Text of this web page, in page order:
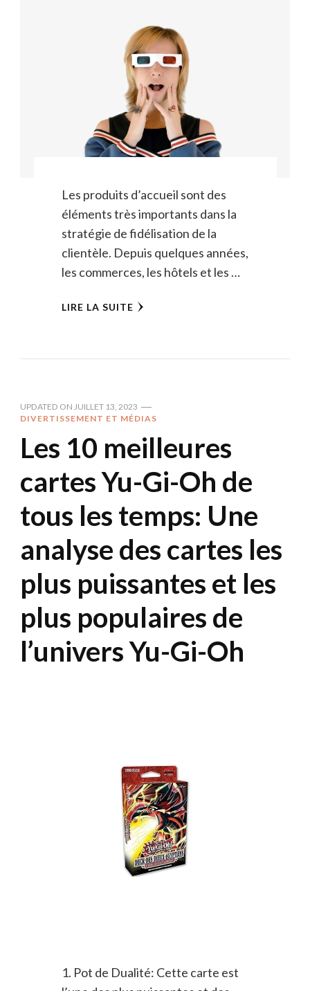
Les produits d’accueil sont des
éléments très importants dans la
stratégie de fidélisation de la
clientèle. Depuis quelques années,
les commerces, les hôtels et les …
LIRE LA SUITE
UPDATED ON JUILLET 13, 2023
DIVERTISSEMENT ET MÉDIAS
Les 10 meilleures
cartes Yu-Gi-Oh de
tous les temps: Une
analyse des cartes les
plus puissantes et les
plus populaires de
l’univers Yu-Gi-Oh
1. Pot de Dualité: Cette carte est